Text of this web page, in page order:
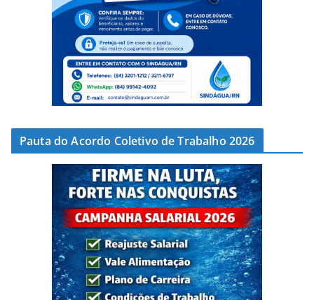
Pauta do Acordo Coletivo de Trabalho 2026